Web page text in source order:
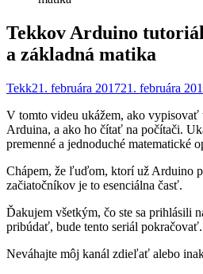
Tekkov Arduino
a základná matika
Tekk21. februára 201721. februára
V tomto videu ukážem, ako vypisovať
Arduina, a ako ho čítať na počítači.
premenné a jednoduché matematické
Chápem, že ľuďom, ktorí už Arduino
začiatočníkov je to esenciálna časť.
Ďakujem všetkým, čo ste sa prihlásili
pribúdať, bude tento seriál pokračovať.
Neváhajte môj kanál zdieľať alebo